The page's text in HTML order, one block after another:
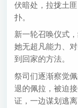
伏暗处，拉拢土
扑。
新一轮召唤仪式
她无超凡能力、
到回家的方法。
祭司们逐渐察觉
退的佩拉，被迫
证，一边谋划逃